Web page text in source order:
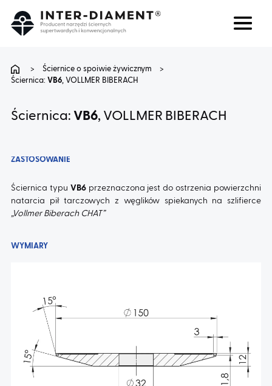
FAQ
AKTUALNOŚCI
KONTAKT
> Ściernice o spoiwie żywicznym
>
Ściernica: VB6, VOLLMER BIBERACH
Ściernica: VB6, VOLLMER BIBERACH
ZASTOSOWANIE
Ściernica typu VB6przeznaczona jest do ostrzenia powierzchni
natarcia pił tarczowych z węglików spiekanych na szlifierce
„Vollmer Biberach CHAT”
WYMIARY